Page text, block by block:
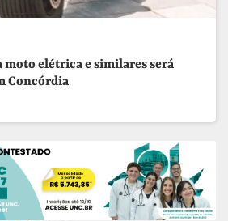
moto elétrica e similares será
Concórdia